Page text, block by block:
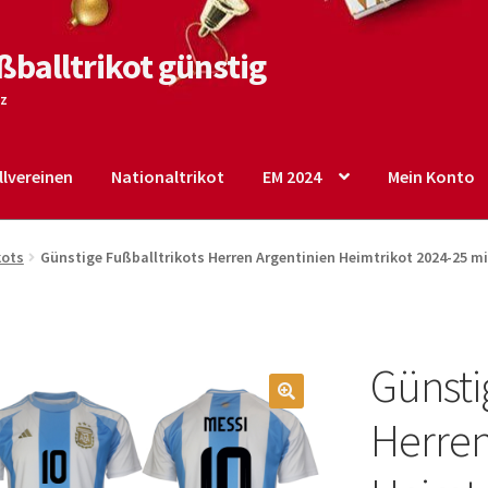
günstig
Nationaltrikot EM 2024 Mein Konto
ShopStartseite – English Warenkorb
Günstige Fußballtrikots Herren Argentinien Heimtrikot 2024-25
🔍